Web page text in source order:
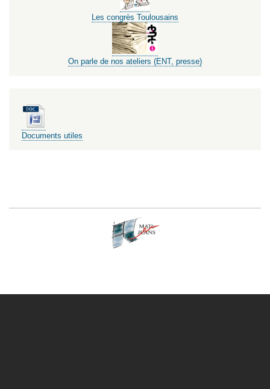
Les congrès Toulousains
On parle de nos ateliers (ENT, presse)
Documents utiles